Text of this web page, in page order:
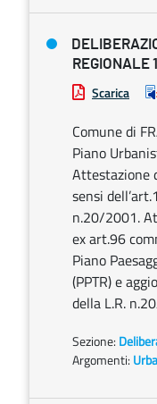
REGIONALE
Scarica
Comune di
Piano
Attestazione
sensi
n.20/2001.
ex art.96
Piano
(PPTR) e
della L.R.
Sezione:
Argomenti: